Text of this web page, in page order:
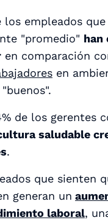
los empleados
"promedio" han
en comparación
en
de los gerentes
saludable
.
que sienten
generan un
laboral,